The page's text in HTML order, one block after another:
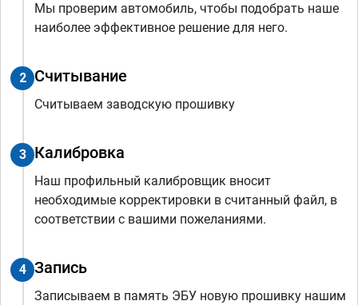
Мы проверим автомобиль, чтобы подобрать наше
наиболее эффективное решение для него.
2 Считывание
Считываем заводскую прошивку
3 Калибровка
Наш профильный калибровщик вносит
необходимые корректировки в считанный файл, в
соответствии с вашими пожеланиями.
4 Запись
Записываем в память ЭБУ новую прошивку нашим